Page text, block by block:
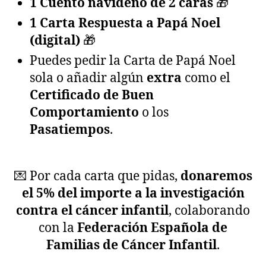
1 Cuento navideño de 2 caras 🎁
1 Carta Respuesta a Papá Noel
(digital) 🎁
Puedes pedir la Carta de Papá Noel
sola o añadir algún extra como el
Certificado de Buen
Comportamiento o los
Pasatiempos.
💌 Por cada carta que pidas, donaremos
el 5% del importe a la investigación
contra el cáncer infantil, colaborando
con la Federación Española de
Familias de Cáncer Infantil.